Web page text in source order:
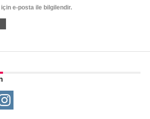
e-posta ile bilgilendir.